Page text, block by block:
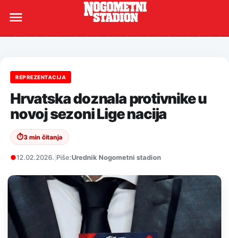
REPREZENTACIJA
Hrvatska doznala protivnike u
novoj sezoni Lige nacija
⏱3 min čitanja
●12.02.2026. Piše:Urednik Nogometni stadion